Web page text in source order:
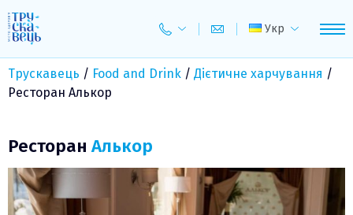
to
content
Укр
Трускавець / Food and Drink / Дієтичне харчування /
Ресторан Алькор
Ресторан Алькор